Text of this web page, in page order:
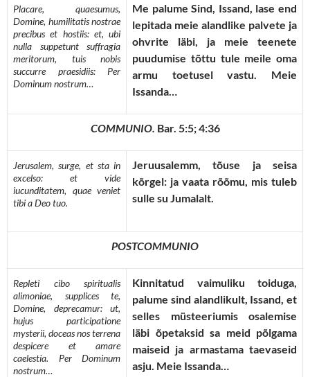
Placare, quaesumus,
Domine, humilitatis nostrae
precibus et hostiis: et, ubi
nulla suppetunt suffragia
meritorum, tuis nobis
succurre praesidiis: Per
Dominum nostrum…
Me palume Sind, Issand, lase end
lepitada meie alandlike palvete ja
ohvrite läbi, ja meie teenete
puudumise tõttu tule meile oma
armu toetusel vastu. Meie
Issanda…
COMMUNIO. Bar. 5:5; 4:36
Jerusalem, surge, et sta in
excelso: et vide
iucunditatem, quae veniet
tibi a Deo tuo.
Jeruusalemm, tõuse ja seisa
kõrgel: ja vaata rõõmu, mis tuleb
sulle su Jumalalt.
POSTCOMMUNIO
Repleti cibo spiritualis
alimoniae, supplices te,
Domine, deprecamur: ut,
hujus participatione
mysterii, doceas nos terrena
despicere et amare
caelestia. Per Dominum
nostrum…
Kinnitatud vaimuliku toiduga,
palume sind alandlikult, Issand, et
selles müsteeriumis osalemise
läbi õpetaksid sa meid põlgama
maiseid ja armastama taevaseid
asju. Meie Issanda…